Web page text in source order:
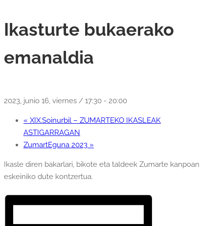
Ikasturte bukaerako
emanaldia
2023, junio 16, viernes / 17:30 - 20:00
« XIX.Soinurbil – ZUMARTEKO IKASLEAK
ASTIGARRAGAN
ZumartEguna 2023 »
Ikasle diren bakarlari, bikote eta taldeek Zumarte kanpoan
eskeiniko dute kontzertua.